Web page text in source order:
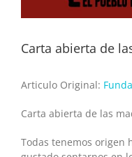
Carta abierta de
Articulo Original:
Carta abierta de las
Todas tenemos origen